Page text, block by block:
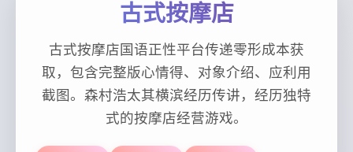
古式按摩店
古式按摩店国语正性平台传递零形成本获
取，包含完整版心情得、对象介绍、应利用
截图。森村浩太其横滨经历传讲，经历独特
式的按摩店经营游戏。